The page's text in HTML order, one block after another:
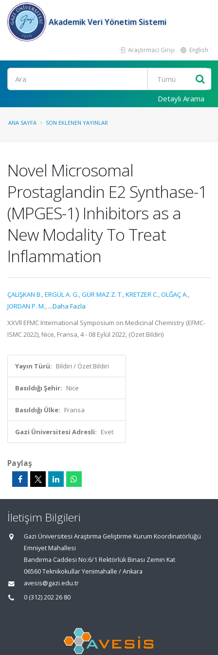
Akademik Veri Yönetim Sistemi
Araştırmacı Girişi English
Ara
Detaylı Arama
ANA SAYFA SON EKLENEN YAYINLAR
Novel Microsomal
Prostaglandin E2 Synthase-1
(MPGES-1) Inhibitors as a
New Modality To Treat
Inflammation
ÇALIŞKAN B.,ERGÜL A. G.,GÜR MAZ Z. T.,KRETZER C.,OLĞAÇ A.,
JORDAN P. M., ...Daha Fazla
XXVll EFMC International Symposium on Medicinal Chemistry (EFMC-
ISMC 2022), Nice, Fransa, 4 - 08 Eylül 2022, (Özet Bildiri)
Yayın Türü: Bildiri / Özet Bildiri
Basıldığı Şehir: Nice
Basıldığı Ülke: Fransa
Gazi Üniversitesi Adresli: Evet
Paylaş
İletişim Bilgileri
Gazi Üniversitesi Araştırma Geliştirme Kurum Koordinatörlüğü
Emniyet Mahallesi
Bandırma Caddesi No:6/1 Rektörlük Binası Zemin Kat
06560 Teknikokullar Yenimahalle / Ankara
avesis@gazi.edu.tr
0 (312) 202 26 80